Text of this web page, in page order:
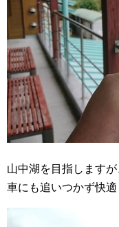
山中湖を目指します
車にも追いつかず快適